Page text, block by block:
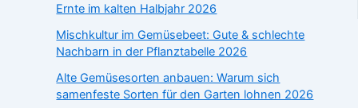
Ernte im kalten Halbjahr 2026
Mischkultur im Gemüsebeet: Gute & schlechte
Nachbarn in der Pflanztabelle 2026
Alte Gemüsesorten anbauen: Warum sich
samenfeste Sorten für den Garten lohnen 2026